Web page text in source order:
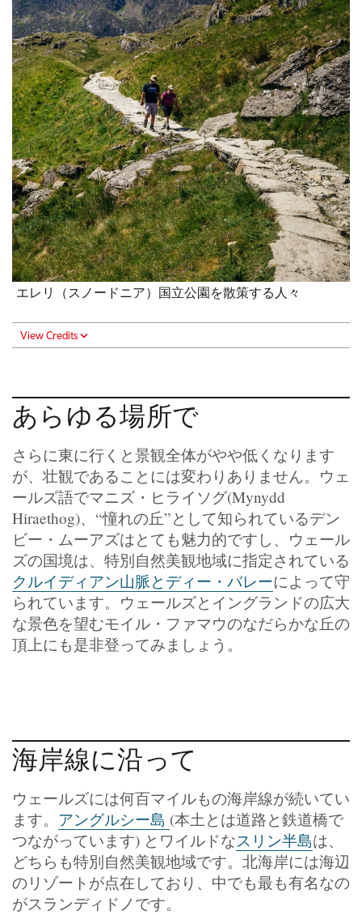
エレリ（スノードニア）国立公園を散策する人々
View Credits
あらゆる場所で
さらに東に行くと景観全体がやや低くなります
が、壮観であることには変わりありません。ウェ
ールズ語でマニズ・ヒライソグ(Mynydd
Hiraethog)、“憧れの丘”として知られているデン
ビー・ムーアズはとても魅力的ですし、ウェール
ズの国境は、特別自然美観地域に指定されている
クルイディアン山脈とディー・バレーによって守
られています。ウェールズとイングランドの広大
な景色を望むモイル・ファマウのなだらかな丘の
頂上にも是非登ってみましょう。
海岸線に沿って
ウェールズには何百マイルもの海岸線が続いてい
ます。 アングルシー島 (本土とは道路と鉄道橋で
つながっています) とワイルドなスリン半島は、
どちらも特別自然美観地域です。北海岸には海辺
のリゾートが点在しており、中でも最も有名なの
がスランディドノです。